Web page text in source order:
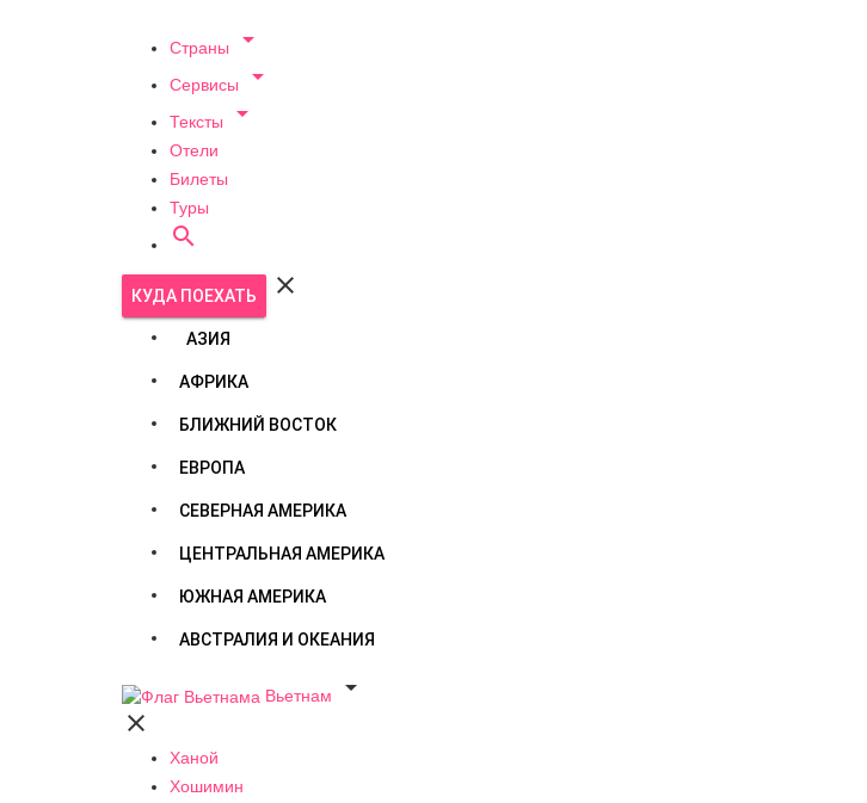
Страны 
Сервисы 
Тексты 
Отели
Билеты
Туры

КУДА ПОЕХАТЬ 
АЗИЯ
АФРИКА
БЛИЖНИЙ ВОСТОК
ЕВРОПА
СЕВЕРНАЯ АМЕРИКА
ЦЕНТРАЛЬНАЯ АМЕРИКА
ЮЖНАЯ АМЕРИКА
АВСТРАЛИЯ И ОКЕАНИЯ
Вьетнам


Ханой
Хошимин